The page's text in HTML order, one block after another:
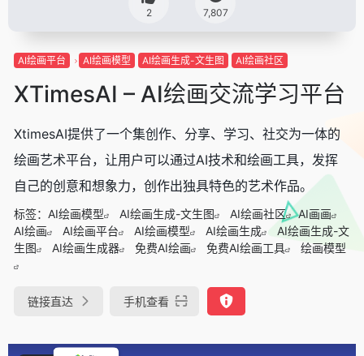
2 7,807
AI绘画平台 AI绘画模型 AI绘画生成-文生图 AI绘画社区
XTimesAI – AI绘画交流学习平台
XtimesAI提供了一个集创作、分享、学习、社交为一体的
绘画艺术平台，让用户可以通过AI技术和绘画工具，发挥
自己的创意和想象力，创作出独具特色的艺术作品。
标签： AI绘画模型 AI绘画生成-文生图 AI绘画社区
AI画画
AI绘画
AI绘画平台 AI绘画模型 AI绘画生成
AI绘画生成-文
生图
AI绘画生成器 免费AI绘画 免费AI绘画工具 绘画模型
链接直达 手机查看